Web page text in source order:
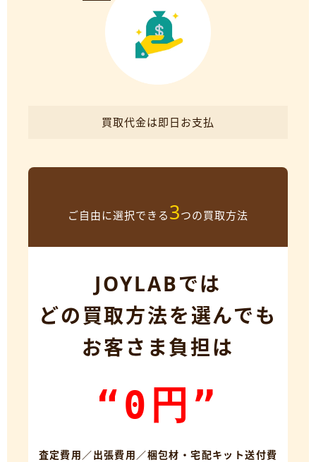
買取代金は即日お支払
ご自由に選択できる 3つの買取方法
JOYLABでは
どの買取方法を選んでも
お客さま負担は
“0円”
査定費用／出張費用／梱包材・宅配キット送付費